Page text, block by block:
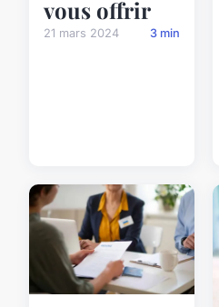
vous offrir
21 mars 2024 3 min